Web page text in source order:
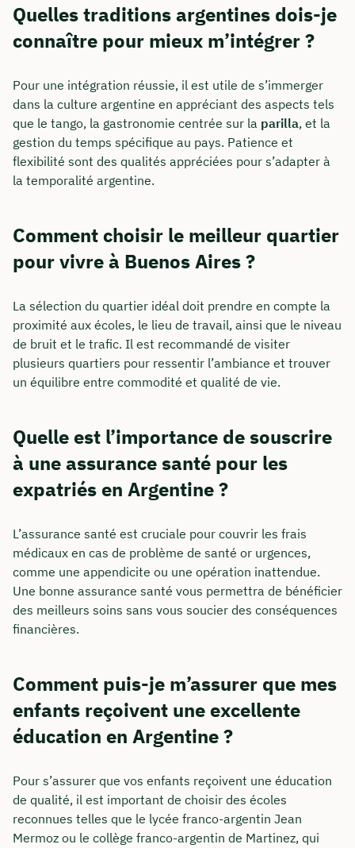
Quelles traditions argentines dois-je
connaître pour mieux m’intégrer ?
Pour une intégration réussie, il est utile de s’immerger
dans la culture argentine en appréciant des aspects tels
que le tango, la gastronomie centrée sur la parilla, et la
gestion du temps spécifique au pays. Patience et
flexibilité sont des qualités appréciées pour s’adapter à
la temporalité argentine.
Comment choisir le meilleur quartier
pour vivre à Buenos Aires ?
La sélection du quartier idéal doit prendre en compte la
proximité aux écoles, le lieu de travail, ainsi que le niveau
de bruit et le trafic. Il est recommandé de visiter
plusieurs quartiers pour ressentir l’ambiance et trouver
un équilibre entre commodité et qualité de vie.
Quelle est l’importance de souscrire
à une assurance santé pour les
expatriés en Argentine ?
L’assurance santé est cruciale pour couvrir les frais
médicaux en cas de problème de santé or urgences,
comme une appendicite ou une opération inattendue.
Une bonne assurance santé vous permettra de bénéficier
des meilleurs soins sans vous soucier des conséquences
financières.
Comment puis-je m’assurer que mes
enfants reçoivent une excellente
éducation en Argentine ?
Pour s’assurer que vos enfants reçoivent une éducation
de qualité, il est important de choisir des écoles
reconnues telles que le lycée franco-argentin Jean
Mermoz ou le collège franco-argentin de Martinez, qui